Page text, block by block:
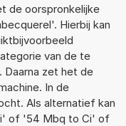
de oorspronkelijke
Hierbij kan
van de te
zet het de
In de
Als alternatief kan
of '54 Mbq to Ci' of